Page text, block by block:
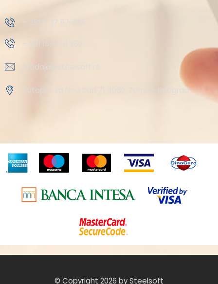
+ 381 11 37 57 555
+ 381 18 41 51 230
prodaja@steelsoft.rs
Autoput za Novi Sad 71 11080, Zemun-Beograd
© Copyright 2026 by Steelsoft